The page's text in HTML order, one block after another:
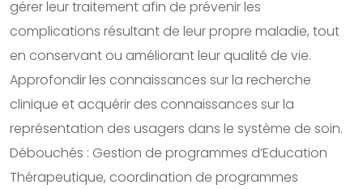
gérer leur traitement afin de prévenir les
complications résultant de leur propre maladie, tout
en conservant ou améliorant leur qualité de vie.
Approfondir les connaissances sur la recherche
clinique et acquérir des connaissances sur la
représentation des usagers dans le système de soin.
Débouchés : Gestion de programmes d’Education
Thérapeutique, coordination de programmes